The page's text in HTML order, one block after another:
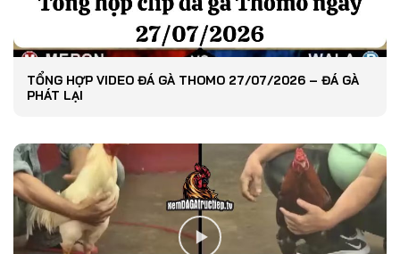
TỔNG HỢP VIDEO ĐÁ GÀ THOMO 27/07/2026 – ĐÁ GÀ
PHÁT LẠI